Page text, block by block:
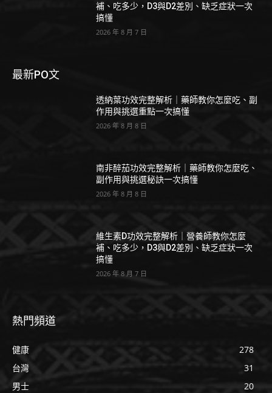
補、吃多少，D3與D2差別、缺乏症狀一次
搞懂
2026 年 8 月 7 日
最新PO文
透納葉功效完整解析｜藥師教你怎麼吃、副
作用與挑選重點一次搞懂
2026 年 8 月 8 日
南非醉茄功效完整解析｜藥師教你怎麼吃、
副作用與挑選秘訣一次搞懂
2026 年 8 月 8 日
維生素D功效完整解析｜營養師教你怎麼
補、吃多少，D3與D2差別、缺乏症狀一次
搞懂
2026 年 8 月 7 日
熱門頻道
健康
278
台灣
31
男士
20